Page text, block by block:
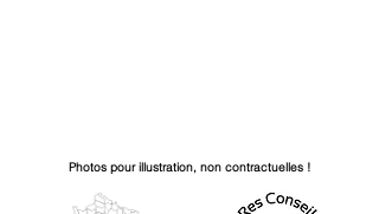
Photos pour illustration, non contractuelles !